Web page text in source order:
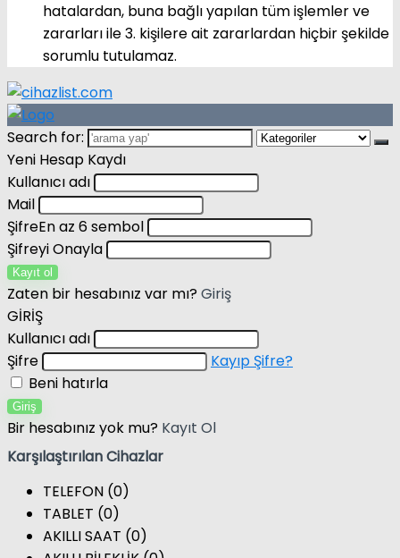
hatalardan, buna bağlı yapılan tüm işlemler ve
zararları ile 3. kişilere ait zararlardan hiçbir şekilde
sorumlu tutulamaz.
Search for:
Yeni Hesap Kaydı
Kullanıcı adı
Mail
ŞifreEn az 6 sembol
Şifreyi Onayla
Kayıt ol
Zaten bir hesabınız var mı? Giriş
GİRİŞ
Kullanıcı adı
Şifre
Kayıp Şifre?
Beni hatırla
Giriş
Bir hesabınız yok mu? Kayıt Ol
Karşılaştırılan Cihazlar
TELEFON (0)
TABLET (0)
AKILLI SAAT (0)